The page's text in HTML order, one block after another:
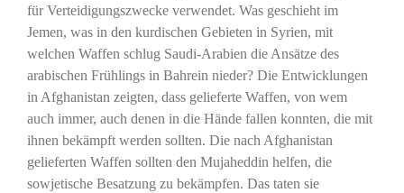
für Verteidigungszwecke verwendet. Was geschieht im
Jemen, was in den kurdischen Gebieten in Syrien, mit
welchen Waffen schlug Saudi-Arabien die Ansätze des
arabischen Frühlings in Bahrein nieder? Die Entwicklungen
in Afghanistan zeigten, dass gelieferte Waffen, von wem
auch immer, auch denen in die Hände fallen konnten, die mit
ihnen bekämpft werden sollten. Die nach Afghanistan
gelieferten Waffen sollten den Mujaheddin helfen, die
sowjetische Besatzung zu bekämpfen. Das taten sie